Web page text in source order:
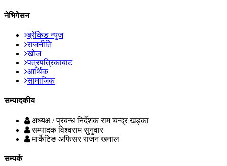
नेभिगेसन
ब्रेकिङ न्युज
राजनीति
खोज
पत्रपत्रिकाबाट
आर्थिक
सामाजिक
सम्पादकीय
अध्यक्ष / प्रबन्ध निर्देशक राम चन्द्र खड्का
सम्पादक विश्वराम सुनुवार
मार्केटिङ अफिसर राजन खनाल
सम्पर्क